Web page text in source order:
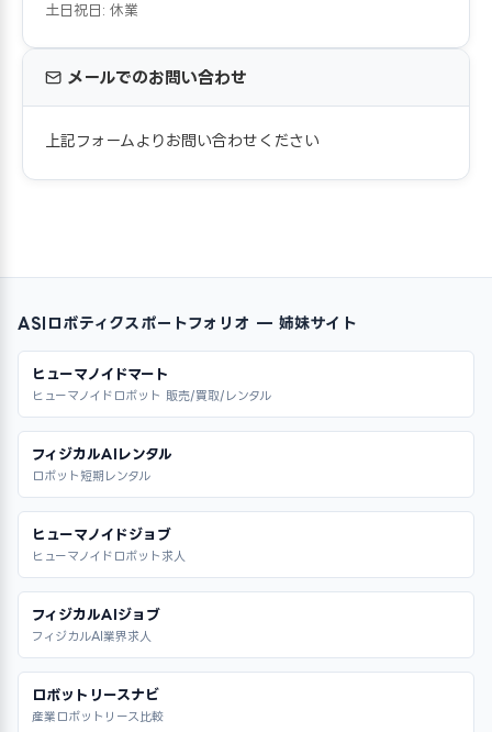
土日祝日: 休業
メールでのお問い合わせ
上記フォームよりお問い合わせください
ASIロボティクスポートフォリオ — 姉妹サイト
ヒューマノイドマート
ヒューマノイドロボット 販売/買取/レンタル
フィジカルAIレンタル
ロボット短期レンタル
ヒューマノイドジョブ
ヒューマノイドロボット求人
フィジカルAIジョブ
フィジカルAI業界求人
ロボットリースナビ
産業ロボットリース比較